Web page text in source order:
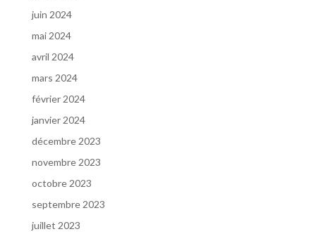
juin 2024
mai 2024
avril 2024
mars 2024
février 2024
janvier 2024
décembre 2023
novembre 2023
octobre 2023
septembre 2023
juillet 2023